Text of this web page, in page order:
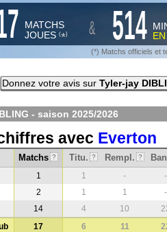
MATCHS
JOUES (*) & 514
(*) Matchs officiels et
Donnez votre avis sur Tyler-jay
- saison 2025/2026
avec Everton
Matchs ? Titu. ? Rempl. ?
1 1 -
-
2 1 1
-
14 4 10
17 6 11